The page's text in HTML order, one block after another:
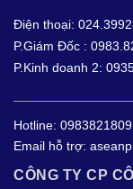
Điện thoại:
P.Giám Đốc :
P.Kinh doanh 2:
Hotline: 0983821809
Email hỗ trợ:
CÔNG TY CP